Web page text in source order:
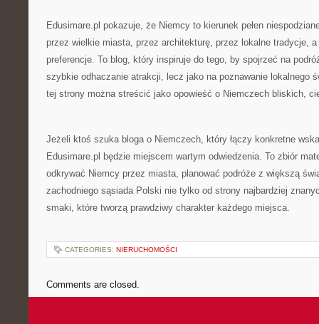
Edusimare.pl pokazuje, że Niemcy to kierunek pełen
przez wielkie miasta, przez architekturę, przez lokalne tradycje,
preferencje. To blog, który inspiruje do tego, by spojrzeć na
szybkie odhaczanie atrakcji, lecz jako na poznawanie lokalnego
tej strony można streścić jako opowieść o Niemczech bliskich,
Jeżeli ktoś szuka bloga o Niemczech, który łączy konkretne
Edusimare.pl będzie miejscem wartym odwiedzenia. To zbiór
odkrywać Niemcy przez miasta, planować podróże z większą
zachodniego sąsiada Polski nie tylko od strony najbardziej
smaki, które tworzą prawdziwy charakter każdego miejsca.
CATEGORIES: NIERUCHOMOŚCI
Comments are closed.